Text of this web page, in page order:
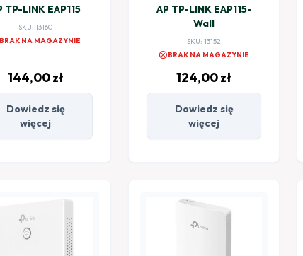
TP-LINK EAP115
SKU: 13160
BRAK NA MAGAZYNIE
144,00zł
Dowiedz się
więcej
AP TP-LINK EAP115-
Wall
SKU: 13152
cancelBRAK NA MAGAZYNIE
124,00zł
Dowiedz się
więcej